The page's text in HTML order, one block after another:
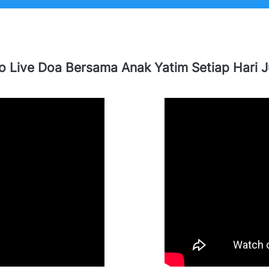
Live Doa Bersama Anak Yatim Setiap Hari